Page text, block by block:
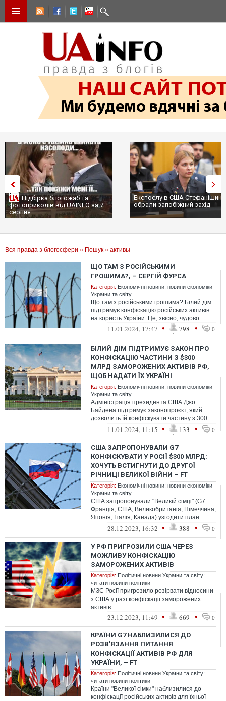
Підбірка блогожаб та
фотоприколів від UAINFO за 7
серпня
Експослу в США
обрали запобіжний захід
Вся правда з блогосфери » Пошук » активы
ЩО ТАМ З РОСІЙСЬКИМИ
ГРОШИМА?, – СЕРГІЙ ФУРСА
Категорія: Економічні новини: новини економіки
України та світу.
Що там з російськими грошима? Білий дім
підтримує конфіскацію російських активів
на користь України. Це, звісно, чудово.
11.01.2024, 17:47 • 798 • 0
БІЛИЙ ДІМ ПІДТРИМУЄ ЗАКОН ПРО
КОНФІСКАЦІЮ ЧАСТИНИ З $300
МЛРД ЗАМОРОЖЕНИХ АКТИВІВ РФ,
ЩОБ НАДАТИ ЇХ УКРАЇНІ
Категорія: Економічні новини: новини економіки
України та світу.
Адміністрація президента США Джо
Байдена підтримує законопроєкт, який
дозволить їй конфіскувати частину з 300
мільярдів доларів
заморожених російських...
11.01.2024, 11:15 • 133 • 0
США ЗАПРОПОНУВАЛИ G7
КОНФІСКУВАТИ У РОСІЇ $300 МЛРД:
ХОЧУТЬ ВСТИГНУТИ ДО ДРУГОЇ
РІЧНИЦІ ВЕЛИКОЇ ВІЙНИ – FT
Категорія: Економічні новини: новини економіки
України та світу.
США запропонували "Великій сімці" (G7:
Франція, США, Великобританія, Німеччина,
Японія, Італія, Канада) узгодити план
конфіскації російських активів н...
28.12.2023, 16:32 • 388 • 0
У РФ ПРИГРОЗИЛИ США ЧЕРЕЗ
МОЖЛИВУ КОНФІСКАЦІЮ
ЗАМОРОЖЕНИХ АКТИВІВ
Категорія: Політичні новини України та світу:
читати новини політики
МЗС Росії пригрозило розірвати відносини
з США у разі конфіскації заморожених
активів
23.12.2023, 11:49 • 669 • 0
КРАЇНИ G7 НАБЛИЗИЛИСЯ ДО
РОЗВ'ЯЗАННЯ ПИТАННЯ
КОНФІСКАЦІЇ АКТИВІВ РФ ДЛЯ
УКРАЇНИ, – FT
Категорія: Політичні новини України та світу:
читати новини політики
Країни "Великої сімки" наблизилися до
конфіскації російських активів для їхньої